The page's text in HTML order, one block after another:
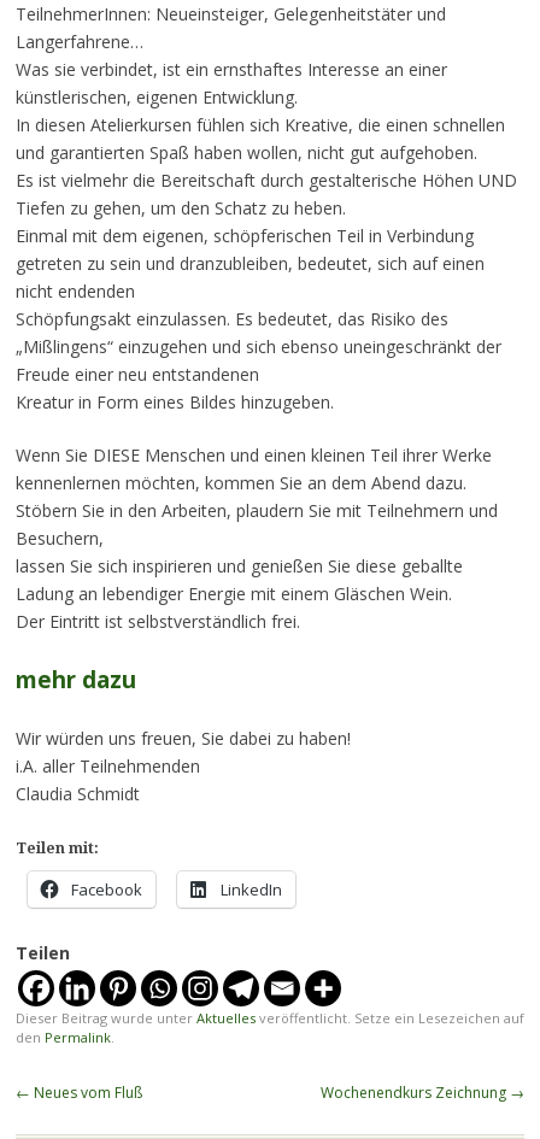
TeilnehmerInnen: Neueinsteiger, Gelegenheitstäter und
Langerfahrene…
Was sie verbindet, ist ein ernsthaftes Interesse an einer
künstlerischen, eigenen Entwicklung.
In diesen Atelierkursen fühlen sich Kreative, die einen schnellen
und garantierten Spaß haben wollen, nicht gut aufgehoben.
Es ist vielmehr die Bereitschaft durch gestalterische Höhen UND
Tiefen zu gehen, um den Schatz zu heben.
Einmal mit dem eigenen, schöpferischen Teil in Verbindung
getreten zu sein und dranzubleiben, bedeutet, sich auf einen
nicht endenden
Schöpfungsakt einzulassen. Es bedeutet, das Risiko des
„Mißlingens“ einzugehen und sich ebenso uneingeschränkt der
Freude einer neu entstandenen
Kreatur in Form eines Bildes hinzugeben.
Wenn Sie DIESE Menschen und einen kleinen Teil ihrer Werke
kennenlernen möchten, kommen Sie an dem Abend dazu.
Stöbern Sie in den Arbeiten, plaudern Sie mit Teilnehmern und
Besuchern,
lassen Sie sich inspirieren und genießen Sie diese geballte
Ladung an lebendiger Energie mit einem Gläschen Wein.
Der Eintritt ist selbstverständlich frei.
mehr dazu
Wir würden uns freuen, Sie dabei zu haben!
i.A. aller Teilnehmenden
Claudia Schmidt
Teilen mit:
Facebook LinkedIn
Teilen
Dieser Beitrag wurde unter Aktuellesveröffentlicht. Setze ein Lesezeichen auf
den Permalink.
Beitragsnavigation
← Neues vom Fluß Wochenendkurs Zeichnung →